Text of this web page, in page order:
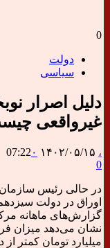
0
دولت
سیاسی
دلیل اصرار
غیرواقعی
، ۱۴۰۲/۰۵/۱۵ 07:22 ۰
0
در حالی رئیس
اوراق در دولت
گزارش‌های ماهانه
میلیارد تومان کمتر